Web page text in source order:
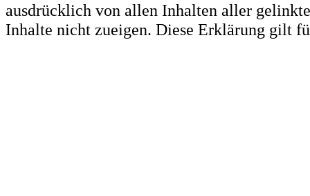
ausdrücklich von allen Inhalten aller
Inhalte nicht zueigen. Diese Erklärung gilt